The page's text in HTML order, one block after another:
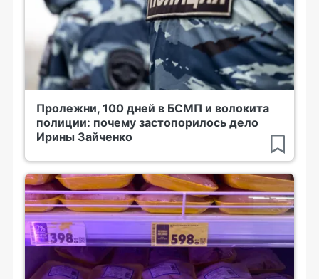
Пролежни, 100 дней в БСМП и волокита
полиции: почему застопорилось дело
Ирины Зайченко